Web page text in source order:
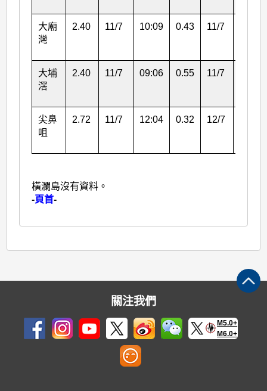
大廟
灣
2.40 11/7 10:09 0.43 11/7
大埔
滘
2.40 11/7 09:06 0.55 11/7
尖鼻
咀
2.72 11/7 12:04 0.32 12/7
橫瀾島沒有資料。
-頁首-
關注我們
M5.0+
M6.0+